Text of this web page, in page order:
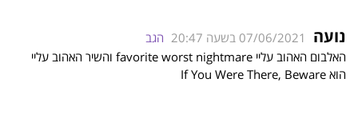
נועה 07/06/2021 בשעה 20:47
הגב
האלבום האהוב עליי favorite worst nightmare והשיר האהוב עליי
הוא If You Were There, Beware